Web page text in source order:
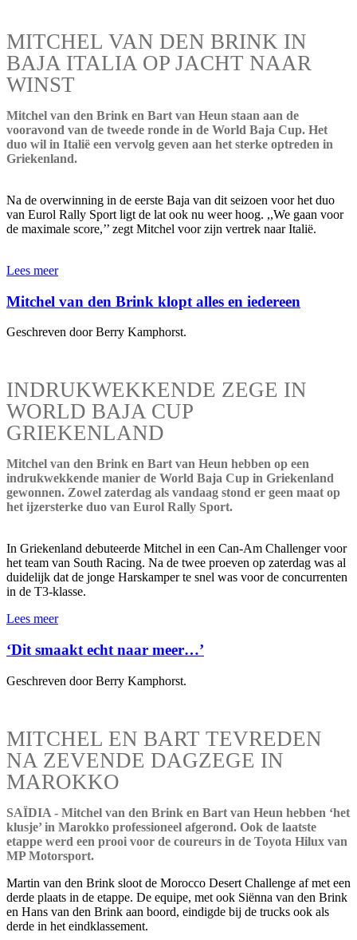
MITCHEL VAN DEN BRINK IN
BAJA ITALIA OP JACHT NAAR
WINST
Mitchel van den Brink en Bart van Heun staan aan de
vooravond van de tweede ronde in de World Baja Cup. Het
duo wil in Italië een vervolg geven aan het sterke optreden in
Griekenland.
Na de overwinning in de eerste Baja van dit seizoen voor het duo
van Eurol Rally Sport ligt de lat ook nu weer hoog. ,,We gaan voor
de maximale score,’’ zegt Mitchel voor zijn vertrek naar Italië.
Lees meer
Mitchel van den Brink klopt alles en iedereen
Geschreven door Berry Kamphorst.
INDRUKWEKKENDE ZEGE IN
WORLD BAJA CUP
GRIEKENLAND
Mitchel van den Brink en Bart van Heun hebben op een
indrukwekkende manier de World Baja Cup in Griekenland
gewonnen. Zowel zaterdag als vandaag stond er geen maat op
het ijzersterke duo van Eurol Rally Sport.
In Griekenland debuteerde Mitchel in een Can-Am Challenger voor
het team van South Racing. Na de twee proeven op zaterdag was al
duidelijk dat de jonge Harskamper te snel was voor de concurrenten
in de T3-klasse.
Lees meer
‘Dit smaakt echt naar meer…’
Geschreven door Berry Kamphorst.
MITCHEL EN BART TEVREDEN
NA ZEVENDE DAGZEGE IN
MAROKKO
SAÏDIA - Mitchel van den Brink en Bart van Heun hebben ‘het
klusje’ in Marokko professioneel afgerond. Ook de laatste
etappe werd een prooi voor de coureurs in de Toyota Hilux van
MP Motorsport.
Martin van den Brink sloot de Morocco Desert Challenge af met een
derde plaats in de etappe. De equipe, met ook Siënna van den Brink
en Hans van den Brink aan boord, eindigde bij de trucks ook als
derde in het eindklassement.